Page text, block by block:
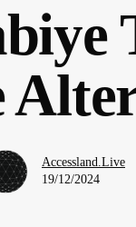
Accessland.Live
19/12/2024